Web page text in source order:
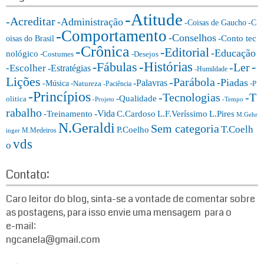
e
r
i
a
s:
-Acreditar-Administração -Atitude -Coisas de Gaucho -C
oisas do Brasil -Comportamento -Conselhos-Conto tec
nológico -Costumes -Crônica -Desejos -Editorial -Educação
-Escolher-Estratégias-Fábulas-Histórias -Humildade -Ler-
Lições -Música -Natureza -Paciência -Palavras-Parábola -Piadas -P
olitica -Princípios -Projeto -Qualidade -Tecnologias -Tempo -T
rabalho-Treinamento -VidaC.Cardoso L.F.Veríssimo L.Pires M.Gehr
inger M.Medeiros N.Geraldi P.Coelho Sem categoria T.Coelh
o vds
Contato:
Caro leitor do blog, sinta-se a vontade de comentar sobre
as postagens, para isso envie uma mensagem para o
e-mail:
ngcanela@gmail.com